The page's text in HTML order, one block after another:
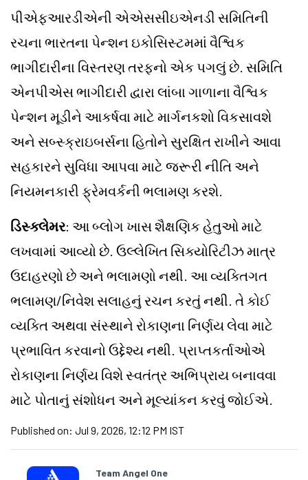
પીએફઆરડીએની એએસસીઇએનડી સમિતિની
રચના ભારતના પેન્શન ઇકોસિસ્ટમમાં વૈશ્વિક
ભાગીદારીના વિસ્તરણ તરફનો એક પગલું છે. સમિતિ
એનપીએસ ભાગીદારી દ્વારા લાંબા ગાળાના વૈશ્વિક
પેન્શન મૂડીને આકર્ષવા માટે માર્ગનકશો વિકસાવશે
અને સબ્સ્ક્રાઇબર્સના હિતોને સુરક્ષિત રાખીને આવા
સહકારને સુવિધા આપવા માટે જરૂરી નીતિ અને
નિયમનકારી ફ્રેમવર્કની ભલામણ કરશે.
ડિસ્ક્લેમર: આ બ્લોગ ખાસ શૈક્ષણિક હેતુઓ માટે
લખવામાં આવ્યો છે. ઉલ્લેખિત સિક્યોરિટીઝ માત્ર
ઉદાહરણો છે અને ભલામણો નથી. આ વ્યક્તિગત
ભલામણ/નિવેશ સલાહનું રચન કરતું નથી. તે કોઈ
વ્યક્તિ અથવા સંસ્થાને રોકાણના નિર્ણય લેવા માટે
પ્રભાવિત કરવાનો ઉદ્દેશ્ય નથી. પ્રાપ્તકર્તાઓએ
રોકાણના નિર્ણય વિશે સ્વતંત્ર અભિપ્રાય બનાવવા
માટે પોતાનું સંશોધન અને મૂલ્યાંકન કરવું જોઈએ.
Published on: Jul 9, 2026, 12:12 PM IST
Team Angel One